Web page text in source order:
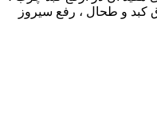
کبد و طحال ، رفع سیروز